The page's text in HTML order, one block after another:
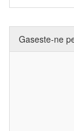
Gaseste-ne